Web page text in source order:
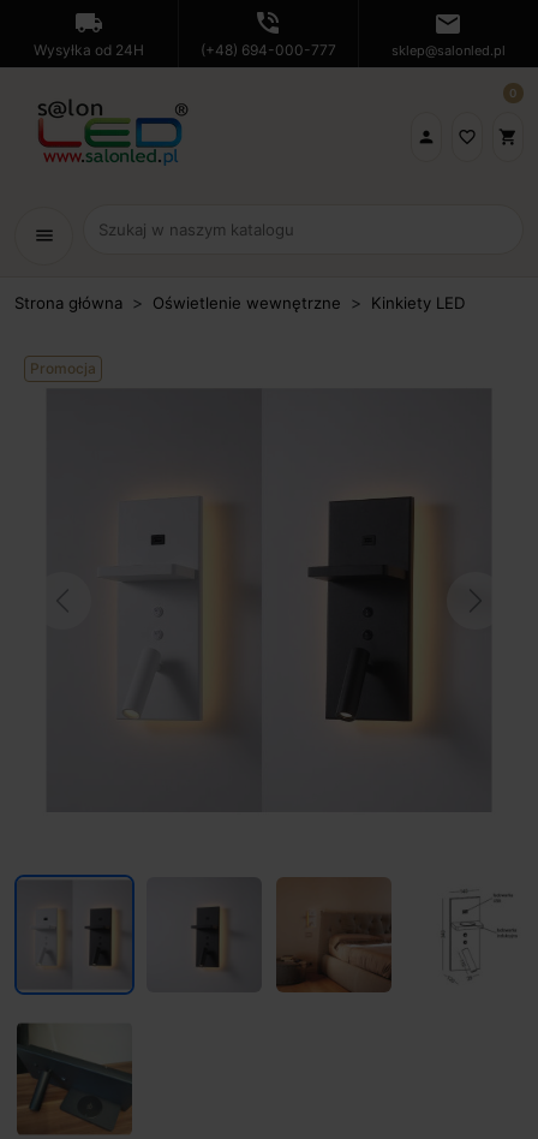
local_shipping
Wysyłka od 24H
phone_in_talk
(+48) 694-000-777
mail
sklep@salonled.pl
 favorite_border shopping_cart
0
menu
Strona główna Oświetlenie wewnętrzne Kinkiety LED
Promocja